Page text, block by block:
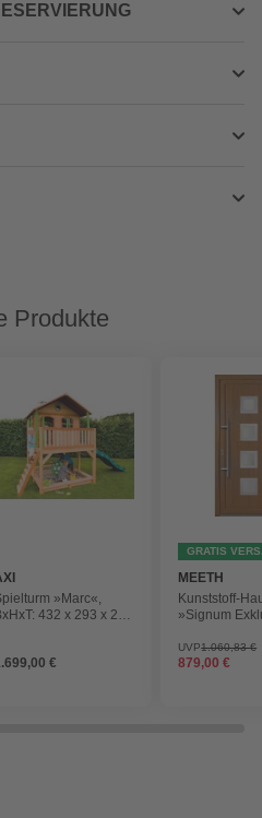
Produkte
»Marc«,
432 x 293 x 212
€
GRATIS
MEETH
Kunststoff-
»Signum
oak, nach
öffnend
UVP1.060,83 €
879,00 €